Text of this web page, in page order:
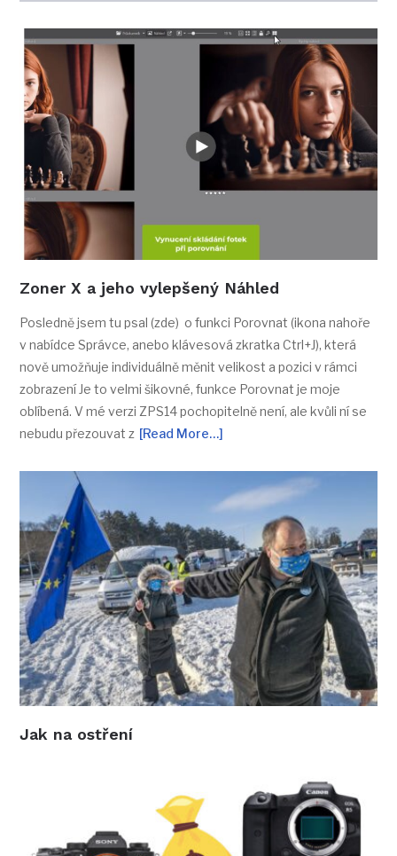
Zoner X a jeho vylepšený Náhled
Posledně jsem tu psal (zde) o funkci Porovnat (ikona nahoře
v nabídce Správce, anebo klávesová zkratka Ctrl+J), která
nově umožňuje individuálně měnit velikost a pozici v rámci
zobrazení Je to velmi šikovné, funkce Porovnat je moje
oblíbená. V mé verzi ZPS14 pochopitelně není, ale kvůli ní se
nebudu přezouvat z [Read More…]
Jak na ostření